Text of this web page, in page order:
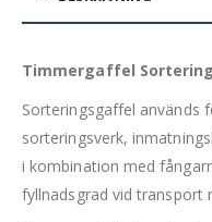
Timmergaffel
Sorteringsgaffel används
sorteringsverk,
i kombination med
fyllnadsgrad vid transport